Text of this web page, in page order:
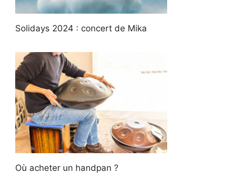
Solidays 2024 : concert de Mika
Où acheter un handpan ?